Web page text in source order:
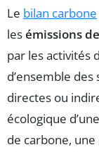
Le bilan carbone
lesémissions
par les activités
d’ensemble des
directes ou
écologique
de carbone,